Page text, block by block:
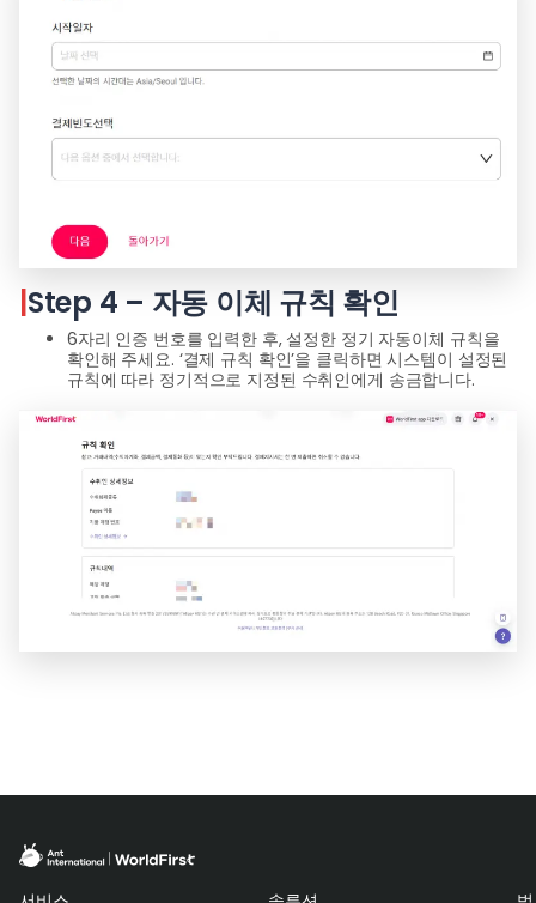
Step 4 – 자동 이체 규칙 확인
6자리 인증 번호를 입력한 후, 설정한 정기 자동이체 규칙을
확인해 주세요. ‘결제 규칙 확인’을 클릭하면 시스템이 설정된
규칙에 따라 정기적으로 지정된 수취인에게 송금합니다.